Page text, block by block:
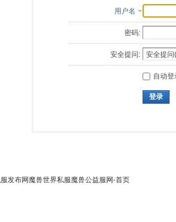
用户名
密码:
安全提问:
自动登
登录
发布网魔兽世界私服魔兽公益服网-首页